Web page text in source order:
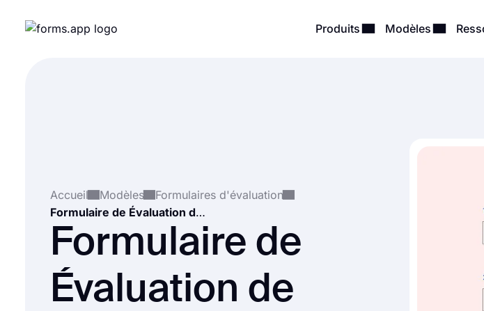
Produits Modèles
Accueil Modèles
Formulaires d'évaluation
Formulaire de Évaluation de Stage
Formulaire de
Évaluation de